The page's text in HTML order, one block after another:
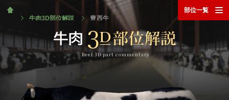
Beef 3D part commentary
牛肉3D部位解説
豊西牛
部位一覧